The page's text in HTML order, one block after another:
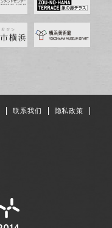
联系我们
隐私政策